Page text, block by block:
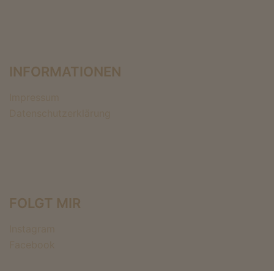
INFORMATIONEN
FOLGT MIR